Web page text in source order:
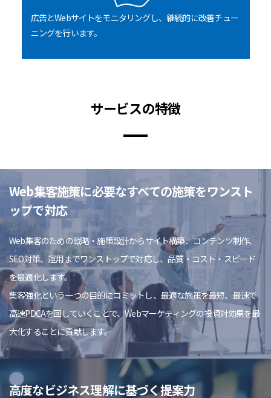
広告とWebサイトをモニタリングし、継続的に改善チュー
ニングを行います。
サービスの特徴
Web集客施策に必要なすべての施策をワンスト
ップで対応
Web集客のための戦略・施策設計からサイト構築、コンテンツ制作、
SEO対策、運用までワンストップで対応し、品質・コスト・スピード
を最適化します。
集客強化という一つの目的にコミットし、最適な施策を最短、最速で
高速PDCAを回していくことで、Webマーケティングの投資対効果を最
大化することに貢献します。
高度なビジネス理解に基づく提案力